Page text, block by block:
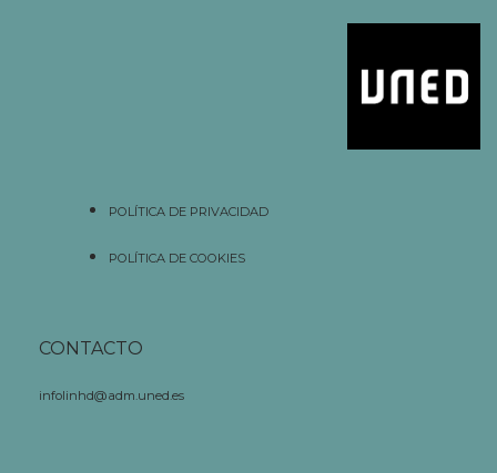
POLÍTICA DE PRIVACIDAD
POLÍTICA DE COOKIES
CONTACTO
infolinhd@adm.uned.es